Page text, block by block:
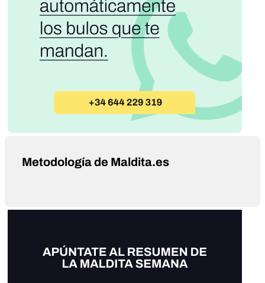
Metodología de Maldita.es